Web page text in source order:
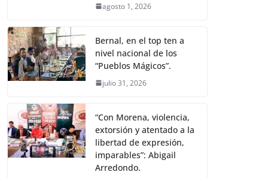
agosto 1, 2026
Bernal, en el top ten a
nivel nacional de los
“Pueblos Mágicos”.
julio 31, 2026
“Con Morena, violencia,
extorsión y atentado a la
libertad de expresión,
imparables”: Abigail
Arredondo.